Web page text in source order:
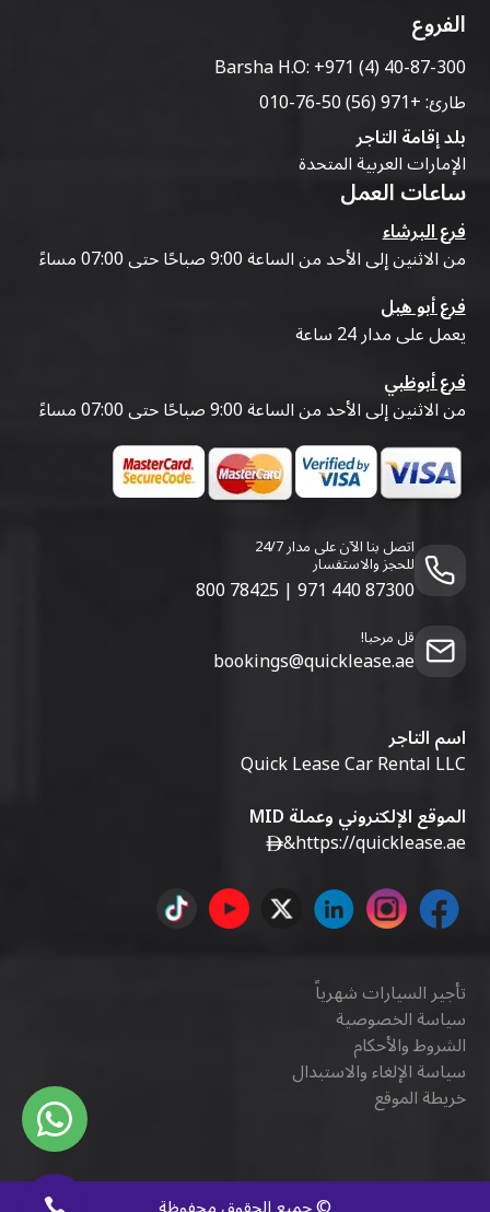
الفروع
Barsha H.O:+971 (4) 40-87-300
طارئ:+971 (56) 50-76-010
بلد إقامة التاجر
الإمارات العربية المتحدة
ساعات العمل
فرع البرشاء
من الاثنين إلى الأحد من الساعة 9:00 صباحًا حتى 07:00 مساءً
فرع أبو هيل
يعمل على مدار 24 ساعة
فرع أبوظبي
من الاثنين إلى الأحد من الساعة 9:00 صباحًا حتى 07:00 مساءً
اتصل بنا الآن على مدار 24/7
للحجز والاستفسار
800 78425 | 971 440 87300
قل مرحبا!
bookings@quicklease.ae
اسم التاجر
Quick Lease Car Rental LLC
الموقع الإلكتروني وعملة MID
https://quicklease.ae
&
تأجير السيارات شهرياً
سياسة الخصوصية
الشروط والأحكام
سياسة الإلغاء والاستبدال
خريطة الموقع